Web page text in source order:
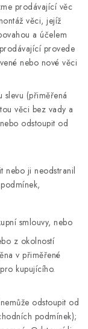
prodávající věc
věci, jejíž
a účelem
provede
nebo nové věci
slevu (přiměřená
věci bez vady a
odstoupit od
nebo ji neodstranil
smlouvy, nebo
z okolností
v přiměřené
kupujícího.
odstoupit od
podmínek);